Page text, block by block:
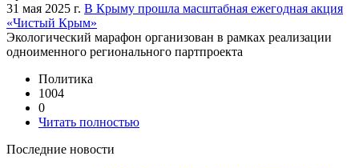
31 мая 2025 г. В Крыму прошла масштабная ежегодная акция
«Чистый Крым»
Экологический марафон организован в рамках реализации
одноименного регионального партпроекта
Политика
1004
0
Читать полностью
Последние новости